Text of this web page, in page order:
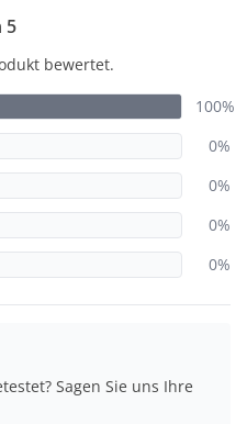
5
bewertet.
100%
0%
0%
0%
0%
Sagen Sie uns Ihre